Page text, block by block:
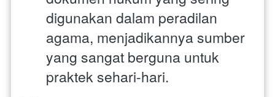
digunakan dalam peradilan
agama, menjadikannya sumber
yang sangat berguna untuk
praktek sehari-hari.